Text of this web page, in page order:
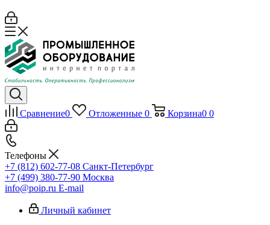
Сравнение0 Отложенные 0 Корзина0 0
Телефоны
+7 (812) 602-77-08 Санкт-Петербург
+7 (499) 380-77-90 Москва
info@poip.ru E-mail
Личный кабинет